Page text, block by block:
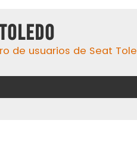
de usuarios de Seat